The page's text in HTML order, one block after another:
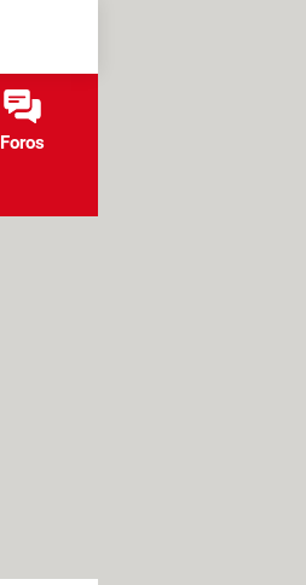
Foros